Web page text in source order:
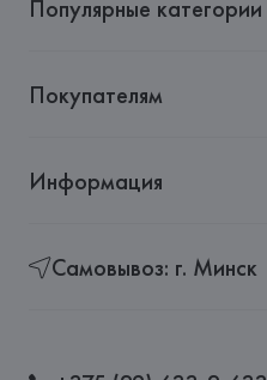
Популярные категории
Покупателям
Информация
Самовывоз: г. Минск